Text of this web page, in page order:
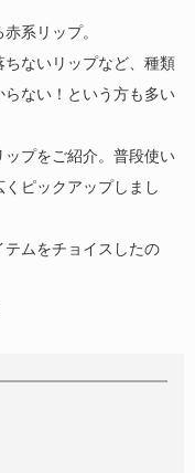
系リップ。
ないリップなど、種類
ない！という方も多い
プをご紹介。普段使い
ピックアップしまし
ムをチョイスしたの